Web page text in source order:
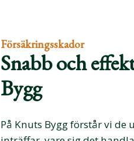
Försäkringsskador
Snabb och
Bygg
På Knuts Bygg förstår vi